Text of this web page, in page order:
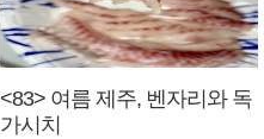
<83> 여름 제주, 벤자리와 독
가시치